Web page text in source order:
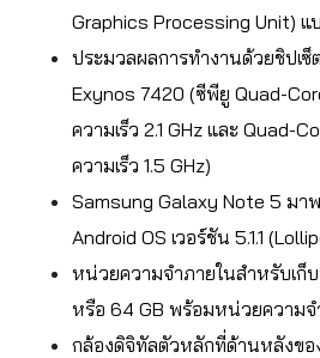
Graphics Processing Unit) แ
ประมวลผลการทำงานด้วยชิปเ
Exynos 7420 (ซีพียู Quad-
ความเร็ว 2.1 GHz และ Quad-
ความเร็ว 1.5 GHz)
Samsung Galaxy Note 5 มา
Android OS เวอร์ชัน 5.1.1
หน่วยความจำภายในสำหรับเก็
หรือ 64 GB พร้อมหน่วยความจ
กล้องดิจิทัลตัวหลักที่ด้านหลังขอ